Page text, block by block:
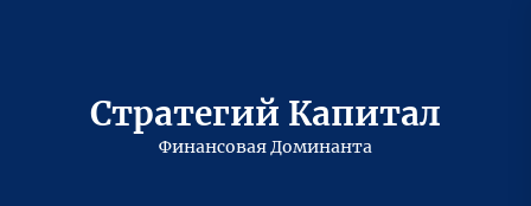
Стратегий Капитал
Финансовая Доминанта